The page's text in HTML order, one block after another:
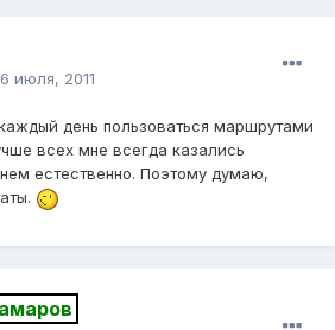
6 июля, 2011
день пользоваться маршрутами
всех мне всегда казались
естественно. Поэтому думаю,